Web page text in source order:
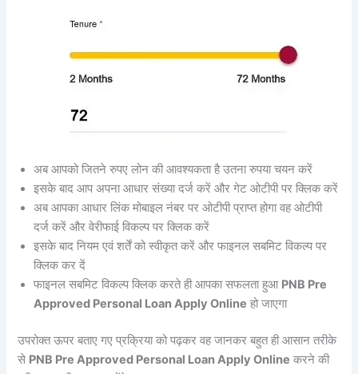
अब आपको जितने रुपए लोन की आवश्यकता है उतना रुपया चयन करें
इसके बाद आप अपना आधार संख्या दर्ज करें और गेट ओटीपी पर क्लिक करें
अब आपका आधार लिंक मोबाइल नंबर पर ओटीपी प्राप्त होगा वह ओटीपी
दर्ज करें और वेरीफाई विकल्प पर क्लिक करें
इसके बाद नियम एवं शर्तें को स्वीकृत करें और फाइनल सबमिट विकल्प पर
क्लिक कर दें
फाइनल सबमिट विकल्प क्लिक करते ही आपका सफलता हुआ PNB Pre
Approved Personal Loan Apply Online हो जाएगा
उपरोक्त ऊपर बताए गए प्रक्रिया को पढ़कर वह जानकर बहुत ही आसान तरीके
से PNB Pre Approved Personal Loan Apply Online करने की